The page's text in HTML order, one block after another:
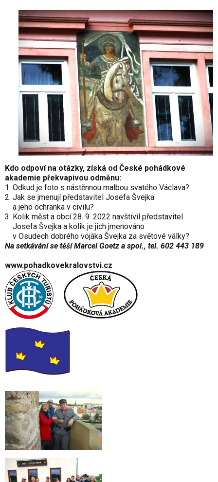
Kdo odpoví na otázky, získá od České pohádkové
akademie překvapivou odměnu:
1. Odkud je foto s nástěnnou malbou svatého Václava?
2. Jak se jmenují představitel Josefa Švejka
a jeho ochranka v civilu?
3. Kolik měst a obcí 28. 9. 2022 navštívil představitel
Josefa Švejka a kolik je jich jmenováno
v Osudech dobrého vojáka Švejka za světové války?
Na setkávání se těší Marcel Goetz a spol., tel. 602 443 189
www.pohadkovekralovstvi.cz